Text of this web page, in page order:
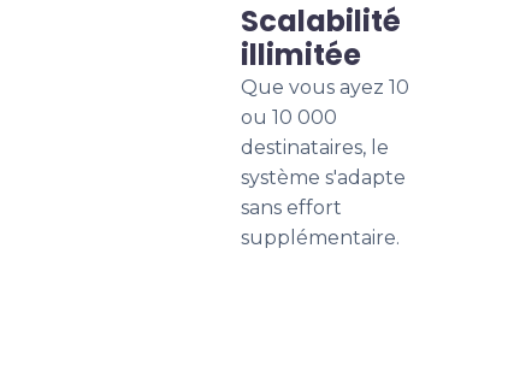
Scalabilité
illimitée
Que vous ayez 10
ou 10 000
destinataires, le
système s'adapte
sans effort
supplémentaire.